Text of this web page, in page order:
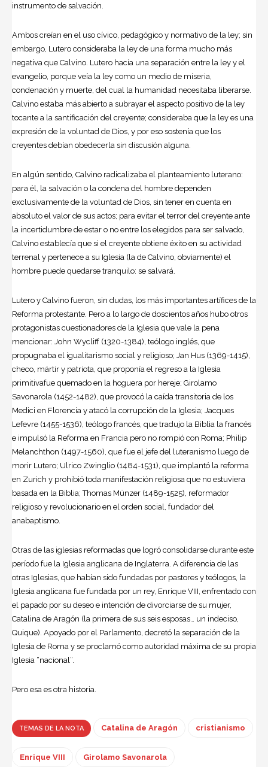
instrumento de salvación.
Ambos creían en el uso cívico, pedagógico y normativo de la ley; sin
embargo, Lutero consideraba la ley de una forma mucho más
negativa que Calvino. Lutero hacía una separación entre la ley y el
evangelio, porque veía la ley como un medio de miseria,
condenación y muerte, del cual la humanidad necesitaba liberarse.
Calvino estaba más abierto a subrayar el aspecto positivo de la ley
tocante a la santificación del creyente; consideraba que la ley es una
expresión de la voluntad de Dios, y por eso sostenía que los
creyentes debían obedecerla sin discusión alguna.
En algún sentido, Calvino radicalizaba el planteamiento luterano:
para él, la salvación o la condena del hombre dependen
exclusivamente de la voluntad de Dios, sin tener en cuenta en
absoluto el valor de sus actos; para evitar el terror del creyente ante
la incertidumbre de estar o no entre los elegidos para ser salvado,
Calvino establecía que si el creyente obtiene éxito en su actividad
terrenal y pertenece a su Iglesia (la de Calvino, obviamente) el
hombre puede quedarse tranquilo: se salvará.
Lutero y Calvino fueron, sin dudas, los más importantes artífices de la
Reforma protestante. Pero a lo largo de doscientos años hubo otros
protagonistas cuestionadores de la Iglesia que vale la pena
mencionar: John Wycliff (1320-1384), teólogo inglés, que
propugnaba el igualitarismo social y religioso; Jan Hus (1369-1415),
checo, mártir y patriota, que proponía el regreso a la Iglesia
primitivafue quemado en la hoguera por hereje; Girolamo
Savonarola (1452-1482), que provocó la caída transitoria de los
Medici en Florencia y atacó la corrupción de la Iglesia; Jacques
Lefevre (1455-1536), teólogo francés, que tradujo la Biblia la francés
e impulsó la Reforma en Francia pero no rompió con Roma; Philip
Melanchthon (1497-1560), que fue el jefe del luteranismo luego de
morir Lutero; Ulrico Zwinglio (1484-1531), que implantó la reforma
en Zurich y prohibió toda manifestación religiosa que no estuviera
basada en la Biblia; Thomas Münzer (1489-1525), reformador
religioso y revolucionario en el orden social, fundador del
anabaptismo.
Otras de las iglesias reformadas que logró consolidarse durante este
período fue la Iglesia anglicana de Inglaterra. A diferencia de las
otras Iglesias, que habían sido fundadas por pastores y teólogos, la
Iglesia anglicana fue fundada por un rey, Enrique VIII, enfrentado con
el papado por su deseo e intención de divorciarse de su mujer,
Catalina de Aragón (la primera de sus seis esposas… un indeciso,
Quique). Apoyado por el Parlamento, decretó la separación de la
Iglesia de Roma y se proclamó como autoridad máxima de su propia
Iglesia “nacional”.
Pero esa es otra historia.
TEMAS DE LA NOTA Catalina de Aragón cristianismo
Enrique VIII Girolamo Savonarola